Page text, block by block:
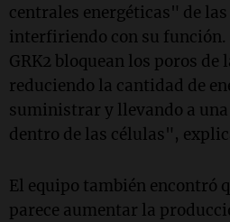
centrales energéticas" de
interfiriendo con su función.
GRK2 bloquean los poros
reduciendo la cantidad de
suministrar y llevando a
dentro de las células",
El equipo también encontró
parece aumentar la